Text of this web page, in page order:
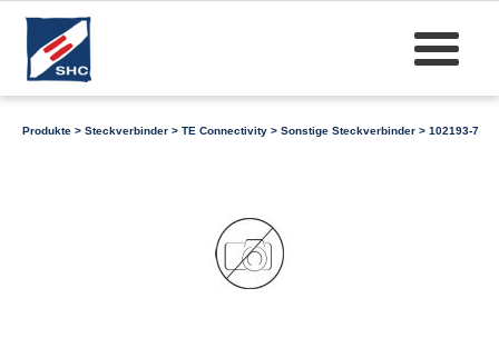
Produkte > Steckverbinder > TE Connectivity > Sonstige Steckverbinder > 102193-7